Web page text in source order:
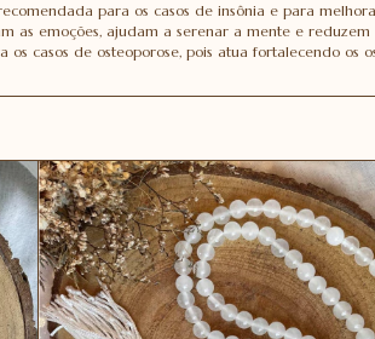
para os casos de insônia e para
as emoções, ajudam a serenar a mente e
casos de osteoporose, pois atua fortalecendo os